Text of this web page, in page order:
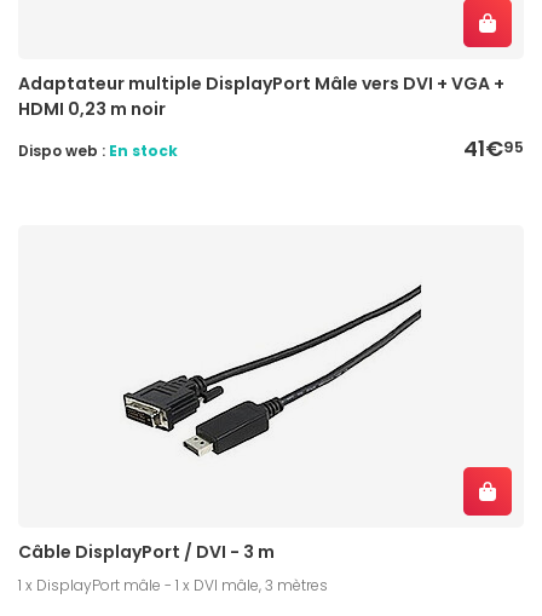
Adaptateur multiple DisplayPort Mâle vers DVI + VGA +
HDMI 0,23 m noir
41€95
Dispo web : En stock
Câble DisplayPort / DVI - 3 m
1 x DisplayPort mâle - 1 x DVI mâle, 3 mètres